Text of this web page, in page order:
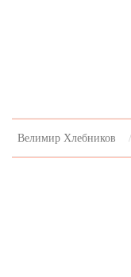
Велимир Хлебников